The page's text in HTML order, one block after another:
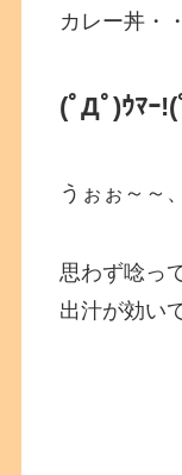
カレー丼・
(ﾟДﾟ)ｳﾏｰ
うぉぉ～～
思わず唸っ
出汁が効い